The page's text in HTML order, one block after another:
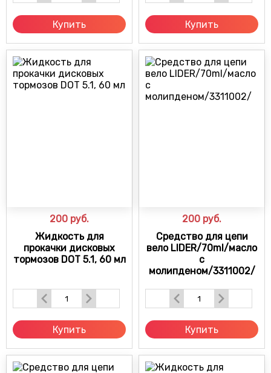
Купить Купить
200 руб.
Жидкость для
прокачки дисковых
тормозов DOT 5.1, 60 мл
Купить
200 руб.
Средство для цепи
вело LIDER/70ml/масло
с
молипденом/3311002/
Купить